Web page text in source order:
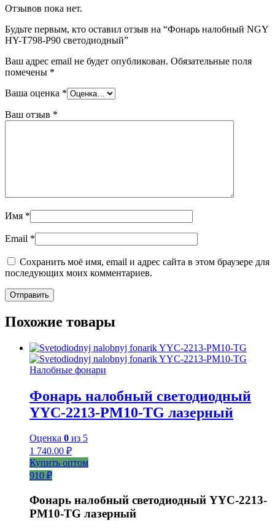
Отзывов пока нет.
Будьте первым, кто оставил отзыв на “Фонарь налобный NGY
HY-T798-P90 светодиодный”
Ваш адрес email не будет опубликован. Обязательные поля
помечены *
Ваша оценка *
Ваш отзыв *
Имя *
Email *
Сохранить моё имя, email и адрес сайта в этом браузере для
последующих моих комментариев.
Похожие товары
Налобные фонари
Фонарь налобный светодиодный
YYC-2213-PM10-TG лазерный
Оценка 0 из 5
1 740.00 ₽
Купить оптом
910 ₽
Фонарь налобный светодиодный YYC-2213-
PM10-TG лазерный